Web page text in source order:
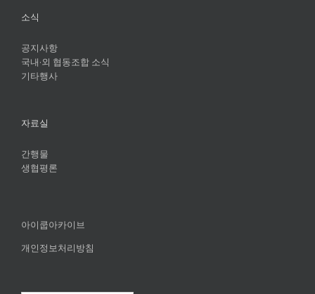
소식
공지사항
국내·외 협동조합 소식
기타행사
자료실
간행물
생협평론
아이쿱아카이브
개인정보처리방침